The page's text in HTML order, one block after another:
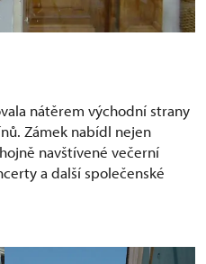
nátěrem východní strany
Zámek nabídl nejen
navštívené večerní
a další společenské